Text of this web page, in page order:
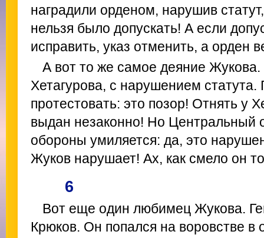
наградили орденом, нарушив
нельзя было допускать! А если
исправить, указ отменить, а орден
А вот то же самое деяние
Хетагурова, с нарушением статута.
протестовать: это позор! Отнять у
выдан незаконно! Но Центральный
обороны умиляется: да, это
Жуков нарушает! Ах, как смело он
6
Вот еще один любимец Жукова.
Крюков. Он попался на воровстве в